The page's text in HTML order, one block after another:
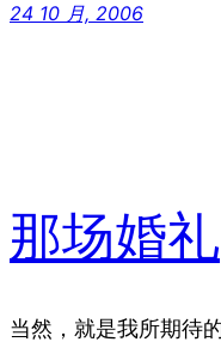
24 10 月, 2006
那场婚礼
当然，就是我所期待